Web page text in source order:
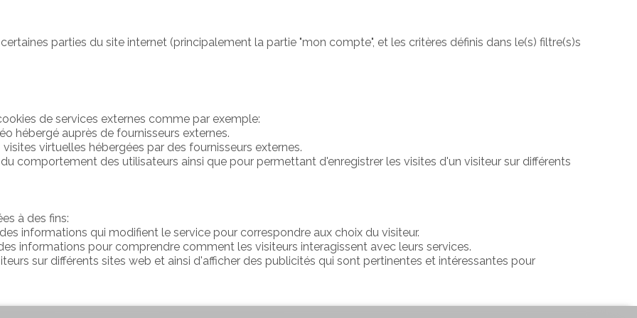
parties du site internet (principalement la partie "mon compte", et les critères définis dans le(s) filtre(s)s
de services externes comme par exemple:
hébergé auprès de fournisseurs externes.
virtuelles hébergées par des fournisseurs externes.
comportement des utilisateurs ainsi que pour permettant d'enregistrer les visites d'un visiteur sur différents
à des fins:
informations qui modifient le service pour correspondre aux choix du visiteur.
informations pour comprendre comment les visiteurs interagissent avec leurs services.
sur différents sites web et ainsi d'afficher des publicités qui sont pertinentes et intéressantes pour